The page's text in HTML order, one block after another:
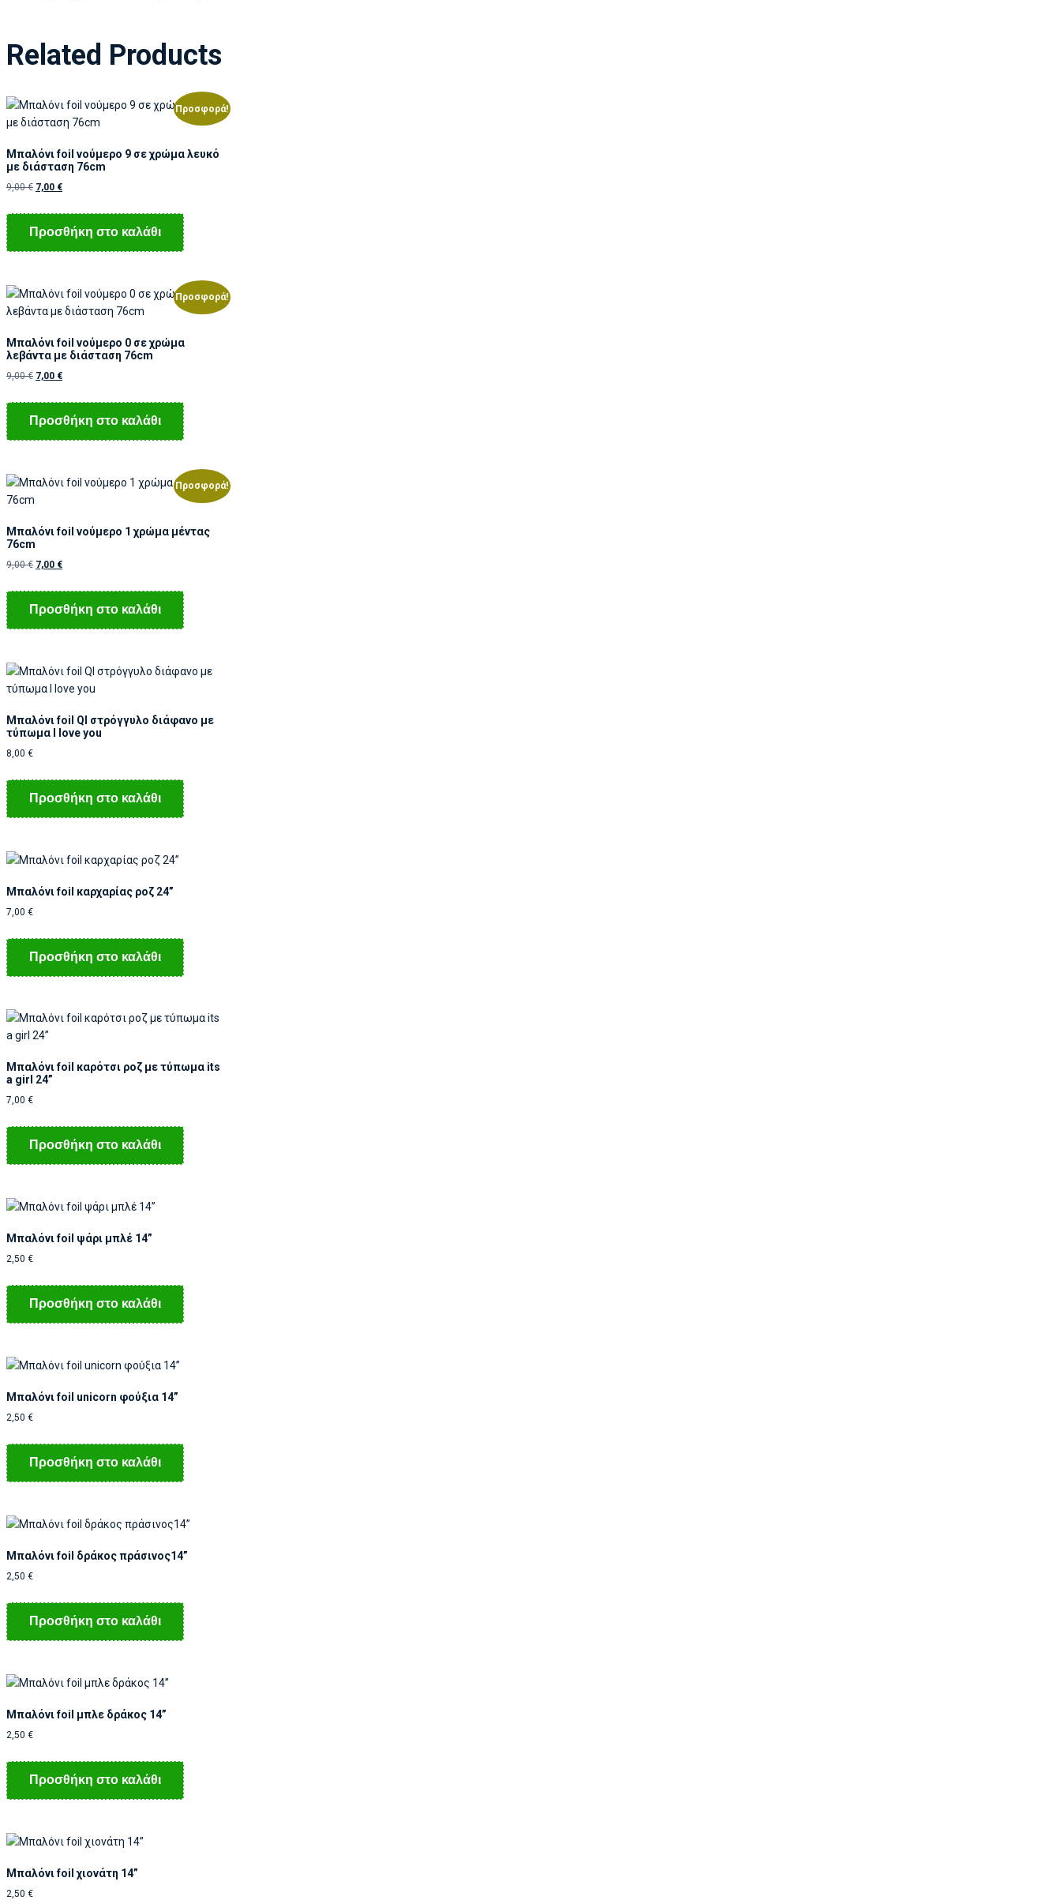
Related Products
Προσφορά!
Μπαλόνι foil νούμερο 9 σε χρώμα λευκό
με διάσταση 76cm
9,00€ 7,00 €
Προσθήκη στο καλάθι
Προσφορά!
Μπαλόνι foil νούμερο 0 σε χρώμα
λεβάντα με διάσταση 76cm
9,00€ 7,00 €
Προσθήκη στο καλάθι
Προσφορά!
Μπαλόνι foil νούμερο 1 χρώμα μέντας
76cm
9,00€ 7,00 €
Προσθήκη στο καλάθι
Μπαλόνι foil Ql στρόγγυλο διάφανο με
τύπωμα I love you
8,00 €
Προσθήκη στο καλάθι
Μπαλόνι foil καρχαρίας ροζ 24”
7,00 €
Προσθήκη στο καλάθι
Μπαλόνι foil καρότσι ροζ με τύπωμα its
a girl 24”
7,00 €
Προσθήκη στο καλάθι
Μπαλόνι foil ψάρι μπλέ 14”
2,50 €
Προσθήκη στο καλάθι
Μπαλόνι foil unicorn φούξια 14”
2,50 €
Προσθήκη στο καλάθι
Μπαλόνι foil δράκος πράσινος14”
2,50 €
Προσθήκη στο καλάθι
Μπαλόνι foil μπλε δράκος 14”
2,50 €
Προσθήκη στο καλάθι
Μπαλόνι foil χιονάτη 14”
2,50 €